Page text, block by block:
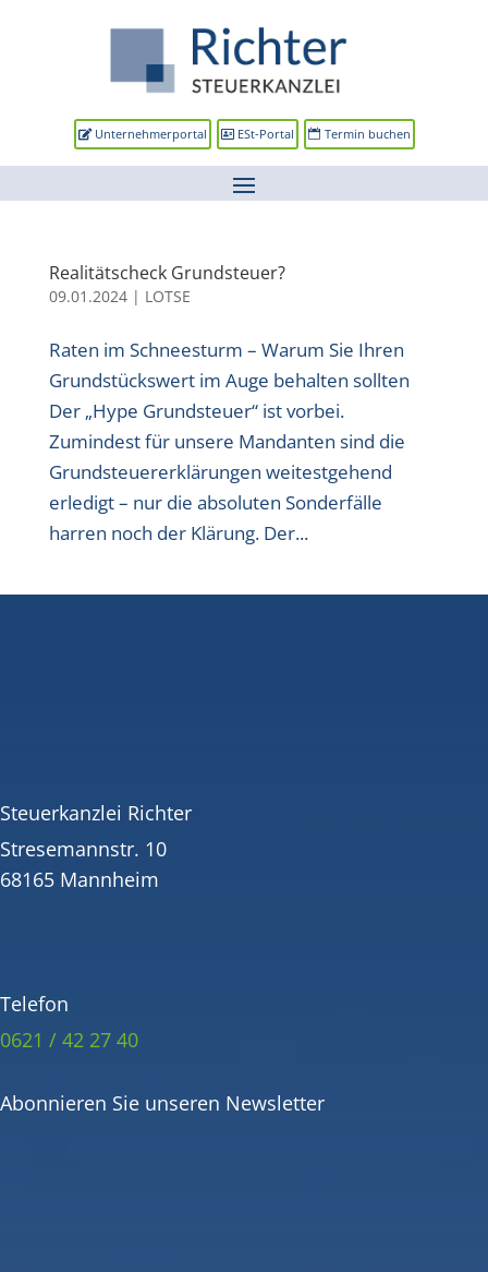
Unternehmerportal ESt-Portal Termin buchen
Realitätscheck Grundsteuer?
09.01.2024| LOTSE
Raten im Schneesturm – Warum Sie Ihren
Grundstückswert im Auge behalten sollten
Der „Hype Grundsteuer“ ist vorbei.
Zumindest für unsere Mandanten sind die
Grundsteuererklärungen weitestgehend
erledigt – nur die absoluten Sonderfälle
harren noch der Klärung. Der...
Steuerkanzlei Richter
Stresemannstr. 10
68165 Mannheim
Telefon
0621 / 42 27 40
Abonnieren Sie unseren Newsletter